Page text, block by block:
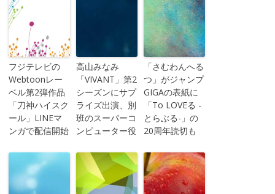
フジテレビの
Webtoonレー
ベル第2弾作品
「刀神ハイスク
ール」LINEマ
ンガで配信開始
高山みなみ
「VIVANT」第2
シーズンにサプ
ライズ出演、別
班のスーパーコ
ンピューター役
「さむわんへる
つ」がジャンプ
GIGAの表紙に
「To LOVEる -
とらぶる-」の
20周年読切も